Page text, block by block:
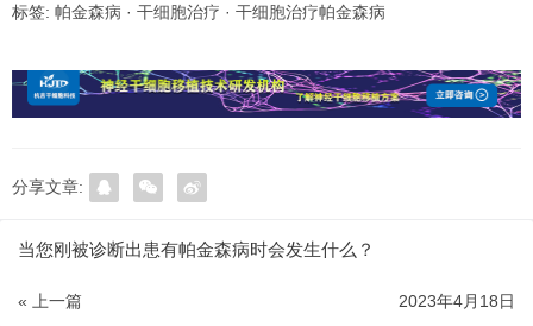
标签: 帕金森病 · 干细胞治疗 · 干细胞治疗帕金森病
分享文章:
当您刚被诊断出患有帕金森病时会发生什么？
« 上一篇 2023年4月18日